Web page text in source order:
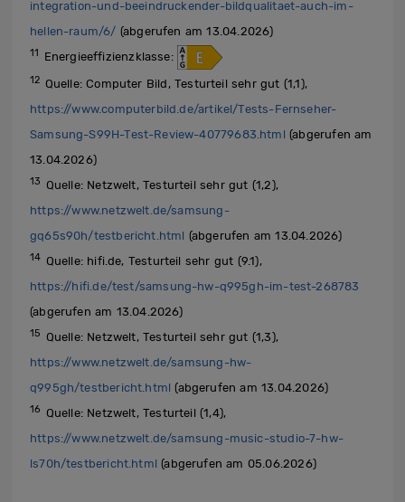
integration-und-beeindruckender-bildqualitaet-auch-im-
hellen-raum/6/ (abgerufen am 13.04.2026)
11 Energieeffizienzklasse:
12 Quelle: Computer Bild, Testurteil sehr gut (1,1),
https://www.computerbild.de/artikel/Tests-Fernseher-
Samsung-S99H-Test-Review-40779683.html (abgerufen am
13.04.2026)
13 Quelle: Netzwelt, Testurteil sehr gut (1,2),
https://www.netzwelt.de/samsung-
gq65s90h/testbericht.html (abgerufen am 13.04.2026)
14 Quelle: hifi.de, Testurteil sehr gut (9.1),
https://hifi.de/test/samsung-hw-q995gh-im-test-268783
(abgerufen am 13.04.2026)
15 Quelle: Netzwelt, Testurteil sehr gut (1,3),
https://www.netzwelt.de/samsung-hw-
q995gh/testbericht.html(abgerufen am 13.04.2026)
16 Quelle: Netzwelt, Testurteil (1,4),
https://www.netzwelt.de/samsung-music-studio-7-hw-
ls70h/testbericht.html (abgerufen am 05.06.2026)